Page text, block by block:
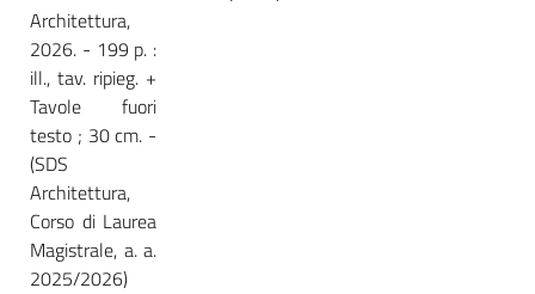
Architettura,
2026. - 199 p. :
ill., tav. ripieg. +
Tavole fuori
testo ; 30 cm. -
(SDS
Architettura,
Corso di Laurea
Magistrale, a. a.
2025/2026)